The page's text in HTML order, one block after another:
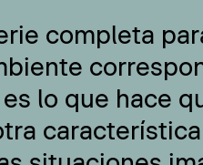
completa
lo que hace